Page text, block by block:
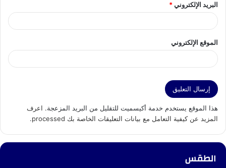
البريد الإلكتروني*
الموقع الإلكتروني
هذا الموقع يستخدم خدمة أكيسميت للتقليل من البريد المزعجة. اعرف
المزيد عن كيفية التعامل مع بيانات التعليقات الخاصة بك processed
.
الطقس